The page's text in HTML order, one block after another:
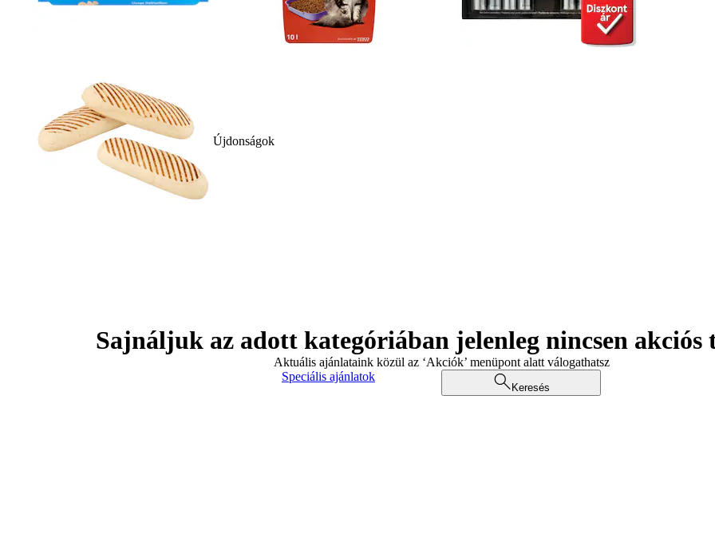
Újdonságok
Sajnáljuk az adott kategóriában jelenleg nincsen akciós
Aktuális ajánlataink közül az ‘Akciók’ menüpont alatt válogathatsz
Speciális ajánlatok
Keresés